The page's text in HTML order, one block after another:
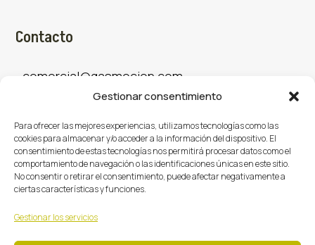
Gestionar consentimiento
Para ofrecer las mejores experiencias, utilizamos tecnologías como las
cookies para almacenar y/o acceder a la información del dispositivo. El
consentimiento de estas tecnologías nos permitirá procesar datos como el
comportamiento de navegación o las identificaciones únicas en este sitio.
No consentir o retirar el consentimiento, puede afectar negativamente a
ciertas características y funciones.
Gestionar los servicios
Contacto
comercial@gasmocion.com
Sociales